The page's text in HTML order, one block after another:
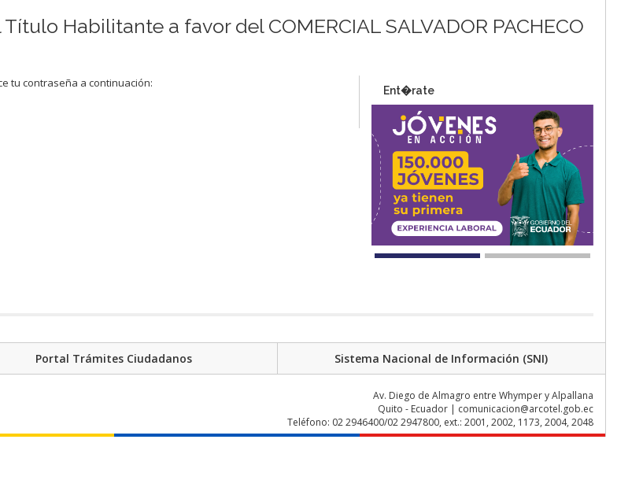
Habilitante a favor del COMERCIAL SALVADOR PACHECO
tu contraseña a continuación:
Ent�rate
Portal Trámites Ciudadanos Sistema Nacional de Información (SNI)
Av. Diego de Almagro entre Whymper y Alpallana
Quito - Ecuador | comunicacion@arcotel.gob.ec
Teléfono: 02 2946400/02 2947800, ext.: 2001, 2002, 1173, 2004, 2048